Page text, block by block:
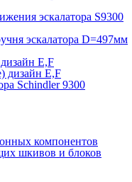
эскалатора S9300
эскалатора D=497мм
E,F
дизайн E,F
Schindler 9300
компонентов
шкивов и блоков